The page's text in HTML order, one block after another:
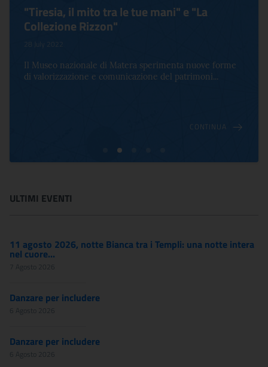
"Tiresia, il mito tra le tue mani" e "La
Collezione Rizzon"
28 July 2022
Il Museo nazionale di Matera sperimenta nuove forme
di valorizzazione e comunicazione del patrimoni...
CONTINUA
ULTIMI EVENTI
11 agosto 2026, notte Bianca tra i Templi: una notte intera
nel cuore...
7 Agosto 2026
Danzare per includere
6 Agosto 2026
Danzare per includere
6 Agosto 2026